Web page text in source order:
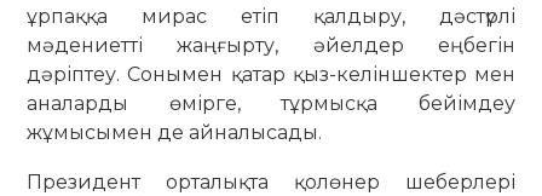
ұрпаққа мирас етіп қалдыру, дәстүрлі
мәдениетті жаңғырту, әйелдер еңбегін
дәріптеу. Сонымен қатар қыз-келіншектер мен
аналарды өмірге, тұрмысқа бейімдеу
жұмысымен де айналысады.
Президент орталықта қолөнер шеберлері